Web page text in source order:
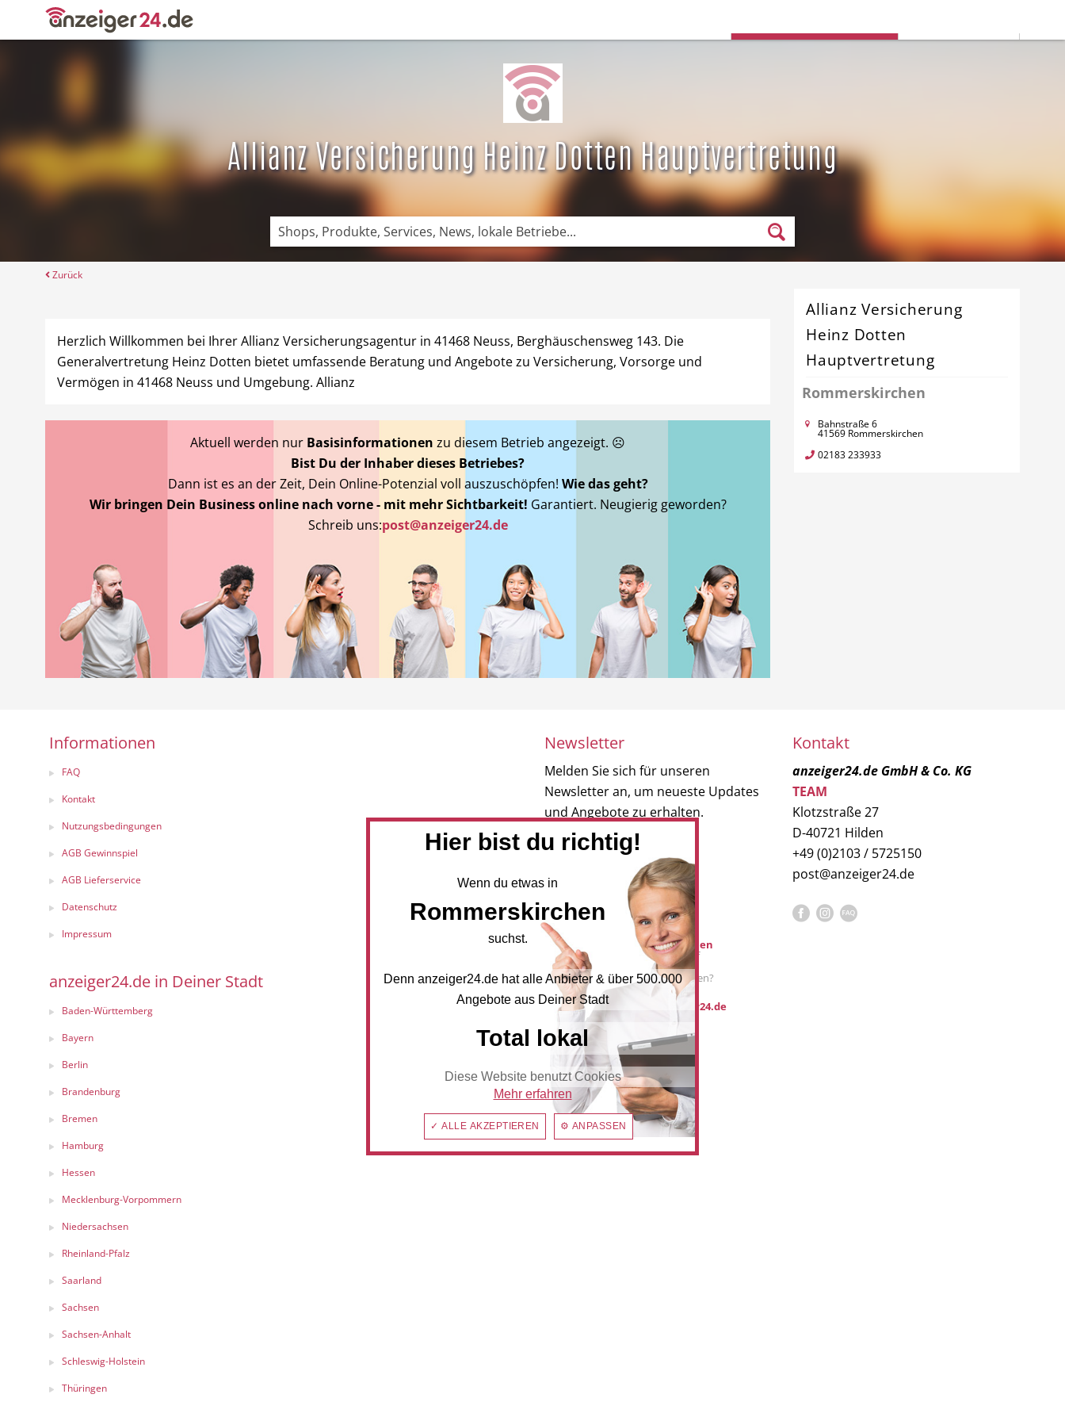
Deine Stadtauswahl:
Allianz Versicherung Heinz Dotten Hauptvertretung
Zurück
Allianz Versicherung
Heinz Dotten
Hauptvertretung
Rommerskirchen
Bahnstraße 6
41569 Rommerskirchen
02183 233933
Herzlich Willkommen bei Ihrer Allianz Versicherungsagentur in 41468 Neuss, Berghäuschensweg 143. Die
Generalvertretung Heinz Dotten bietet umfassende Beratung und Angebote zu Versicherung, Vorsorge und
Vermögen in 41468 Neuss und Umgebung. Allianz
Aktuell werden nur Basisinformationen zu diesem Betrieb angezeigt. ☹
Bist Du der Inhaber dieses Betriebes?
Dann ist es an der Zeit, Dein Online-Potenzial voll auszuschöpfen! Wie das geht?
Wir bringen Dein Business online nach vorne - mit mehr Sichtbarkeit! Garantiert. Neugierig geworden?
Schreib uns:post@anzeiger24.de
Informationen
FAQ
Kontakt
Nutzungsbedingungen
AGB Gewinnspiel
AGB Lieferservice
Datenschutz
Impressum
anzeiger24.de in Deiner Stadt
Baden-Württemberg
Bayern
Berlin
Brandenburg
Bremen
Hamburg
Hessen
Mecklenburg-Vorpommern
Niedersachsen
Rheinland-Pfalz
Saarland
Sachsen
Sachsen-Anhalt
Schleswig-Holstein
Thüringen
Newsletter
Melden Sie sich für unseren
Newsletter an, um neueste Updates
und Angebote zu erhalten.
NEWSLETTER BESTELLEN
Mediadaten
Werbung buchen
Sie möchten auf
anzeiger24.de
Werbung schalten?
post@anzeiger24.de
Kontakt
anzeiger24.de GmbH & Co. KG
TEAM
Klotzstraße 27
D-40721 Hilden
+49 (0)2103 / 5725150
post@anzeiger24.de
Hier bist du richtig!
Wenn du etwas in
Rommerskirchen
suchst.
Denn anzeiger24.de hat alle Anbieter & über 500.000
Angebote aus Deiner Stadt
Total lokal
Diese Website benutzt Cookies
Mehr erfahren
✓ ALLE AKZEPTIEREN ⚙ ANPASSEN